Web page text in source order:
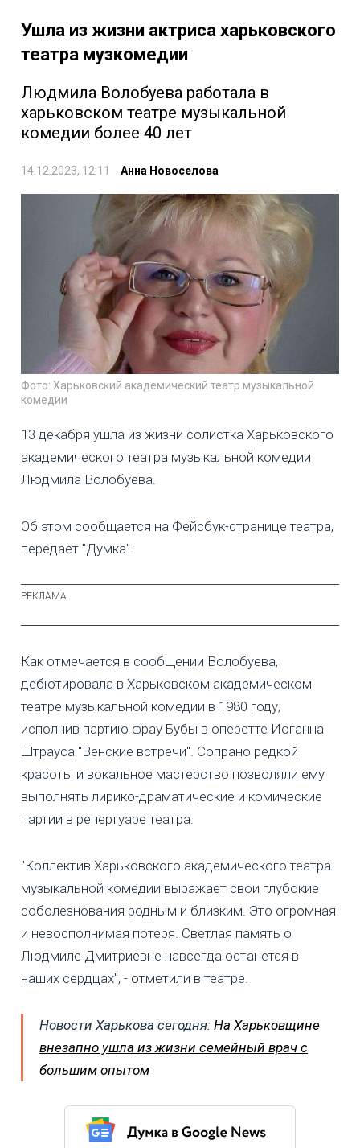
Ушла из жизни актриса харьковского
театра музкомедии
Людмила Волобуева работала в
харьковском театре музыкальной
комедии более 40 лет
14.12.2023, 12:11 Анна Новоселова
Фото: Харьковский академический театр музыкальной
комедии
13 декабря ушла из жизни солистка Харьковского
академического театра музыкальной комедии
Людмила Волобуева.
Об этом сообщается на Фейсбук-странице театра,
передает "Думка".
Как отмечается в сообщении Волобуева,
дебютировала в Харьковском академическом
театре музыкальной комедии в 1980 году,
исполнив партию фрау Бубы в оперетте Иоганна
Штрауса "Венские встречи". Сопрано редкой
красоты и вокальное мастерство позволяли ему
выполнять лирико-драматические и комические
партии в репертуаре театра.
"Коллектив Харьковского академического театра
музыкальной комедии выражает свои глубокие
соболезнования родным и близким. Это огромная
и невосполнимая потеря. Светлая память о
Людмиле Дмитриевне навсегда останется в
наших сердцах", - отметили в театре.
Новости Харькова сегодня: На Харьковщине
внезапно ушла из жизни семейный врач с
большим опытом